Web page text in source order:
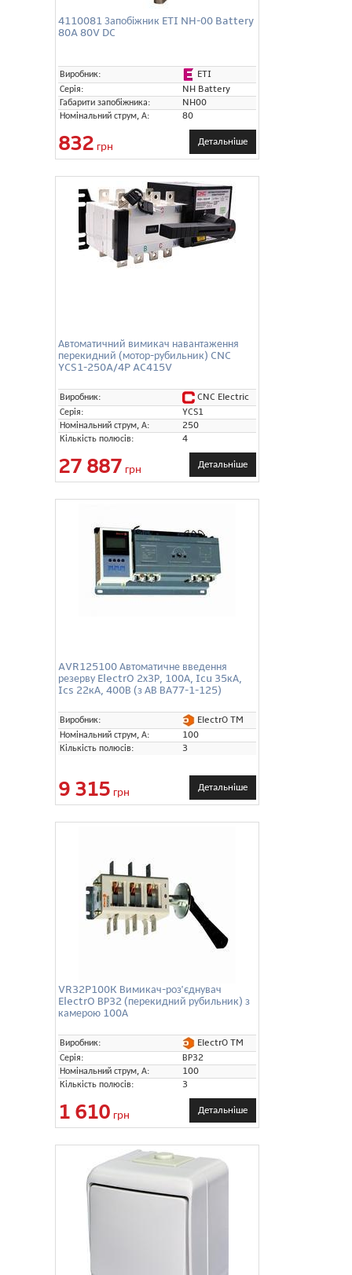
4110081 Запобіжник ETI NH-00 Battery
80A 80V DC
Виробник:
ETI
Серія:
NH Battery
Габарити запобіжника:
NH00
Номінальний струм, А:
80
832 грн Детальніше
Автоматичний вимикач навантаження
перекидний (мотор-рубильник) CNC
YCS1-250A/4P AC415V
Виробник:
CNC Electric
Серія:
YCS1
Номінальний струм, А:
250
Кількість полюсів:
4
27 887 грн Детальніше
AVR125100 Автоматичне введення
резерву ElectrO 2х3Р, 100А, Icu 35кА,
Ics 22кА, 400В (з АВ ВА77-1-125)
Виробник:
ElectrO TM
Номінальний струм, А:
100
Кількість полюсів:
3
9 315 грн Детальніше
VR32P100K Вимикач-роз'єднувач
ElectrO ВР32 (перекидний рубильник) з
камерою 100А
Виробник:
ElectrO TM
Серія:
ВР32
Номінальний струм, А:
100
Кількість полюсів:
3
1 610 грн Детальніше